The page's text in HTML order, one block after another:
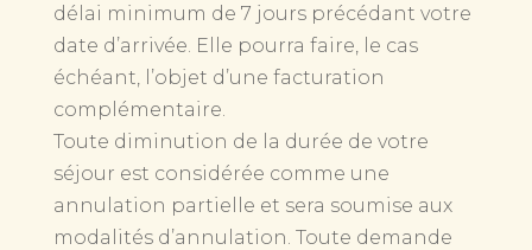
délai minimum de 7 jours précédant votre
date d’arrivée. Elle pourra faire, le cas
échéant, l’objet d’une facturation
complémentaire.
Toute diminution de la durée de votre
séjour est considérée comme une
annulation partielle et sera soumise aux
modalités d’annulation. Toute demande